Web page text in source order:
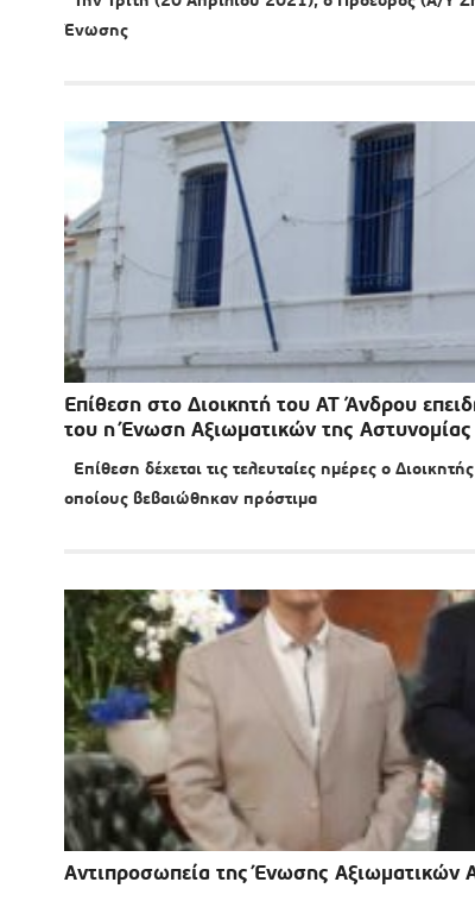
Ένωσης
Επίθεση στο Διοικητή του ΑΤ Άνδρου
του η Ένωση Αξιωματικών της
Επίθεση δέχεται τις τελευταίες ημέρες ο
οποίους βεβαιώθηκαν πρόστιμα
Αντιπροσωπεία της Ένωσης Αξιωματικών